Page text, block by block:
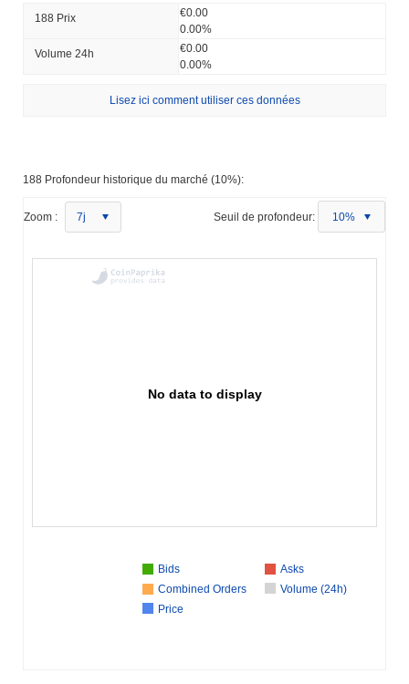
188 Prix ​​
€0.00
0.00%
Volume 24h
€0.00
0.00%
Lisez ici comment utiliser ces données
188 Profondeur historique du marché (10%):
Zoom : 7j Seuil de profondeur: 10%
No data to display
Bids
Asks
Combined Orders
Volume (24h)
Price